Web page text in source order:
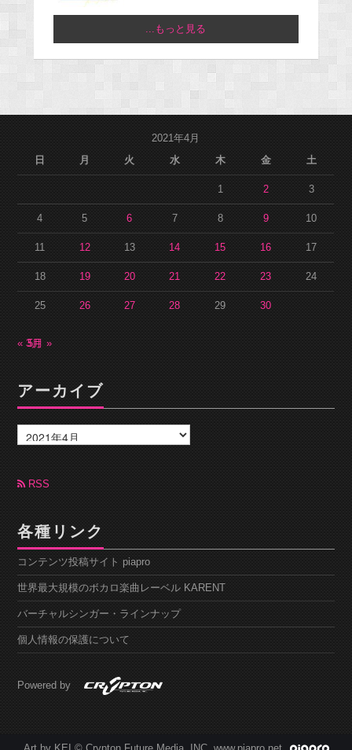
...もっと見る
2021年4月
日
月 火 水 木 金 土
1 2 3
4 5 6 7 8 9 10
11 12 13 14 15 16 17
18 19 20 21 22 23 24
25 26 27 28 29 30
« 3月5月 »
アーカイブ
ー
カ
ブ RSS
各種リンク
コンテンツ投稿サイト piapro
世界最大規模のボカロ楽曲レーベル KARENT
バーチャルシンガー・ラインナップ
個人情報の保護について
Powered by